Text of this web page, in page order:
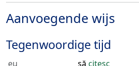
Aanvoegende wijs
Tegenwoordige tijd
eu să citesc